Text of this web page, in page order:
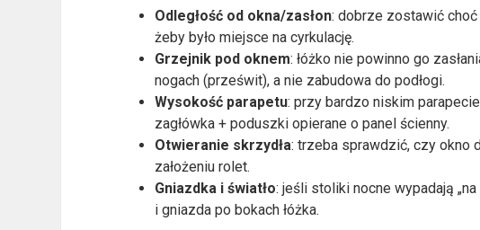
Odległość od okna/zasłon: dobrze zostawić
żeby było miejsce na cyrkulację.
Grzejnik pod oknem: łóżko nie powinno go
nogach (prześwit), a nie zabudowa do podłogi.
Wysokość parapetu: przy bardzo niskim
zagłówka + poduszki opierane o panel ścienny.
Otwieranie skrzydła: trzeba sprawdzić, czy okno
założeniu rolet.
Gniazdka i światło: jeśli stoliki nocne wypadają
i gniazda po bokach łóżka.